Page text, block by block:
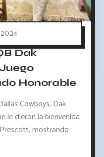
Dak
Honorable
Cowboys, Dak
le dieron la bienvenida
mostrando